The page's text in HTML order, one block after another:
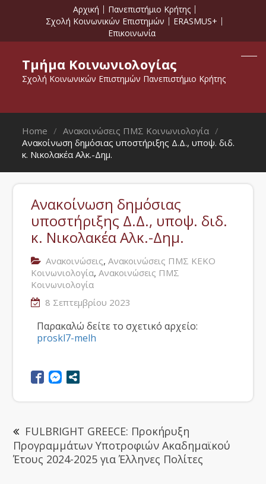
Αρχική
Πανεπιστήμιο Κρήτης
Σχολή Κοινωνικών Επιστημών
ERASMUS+
Επικοινωνία
Τμήμα Κοινωνιολογίας
Σχολή Κοινωνικών Επιστημών Πανεπιστήμιο Κρήτης
Home
Ανακοινώσεις ΠΜΣ Κοινωνιολογία
Ανακοίνωση δημόσιας υποστήριξης Δ.Δ., υποψ. διδ.
κ. Νικολακέα Αλκ.-Δημ.
Ανακοίνωση δημόσιας
υποστήριξης Δ.Δ., υποψ. διδ.
κ. Νικολακέα Αλκ.-Δημ.
Ανακοινώσεις,Ανακοινώσεις ΠΜΣ ΚΕΚΟ
Κοινωνιολογία,Ανακοινώσεις ΠΜΣ
Κοινωνιολογία
8 Σεπτεμβρίου 2023
Παρακαλώ δείτε το σχετικό αρχείο:
proskl7-melh
FULBRIGHT GREECE: Προκήρυξη
Προγραμμάτων Υποτροφιών Ακαδημαϊκού
Έτους 2024-2025 για Έλληνες Πολίτες